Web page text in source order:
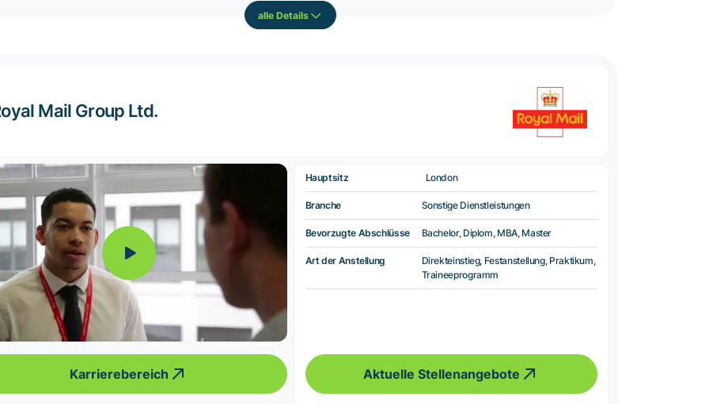
alle Details
Mail Group Ltd.
Karrierebereich
Hauptsitz London
Branche Sonstige Dienstleistungen
Bevorzugte Abschlüsse Bachelor, Diplom, MBA, Master
Art der Anstellung
Direkteinstieg, Festanstellung, Praktikum,
Traineeprogramm
Aktuelle Stellenangebote